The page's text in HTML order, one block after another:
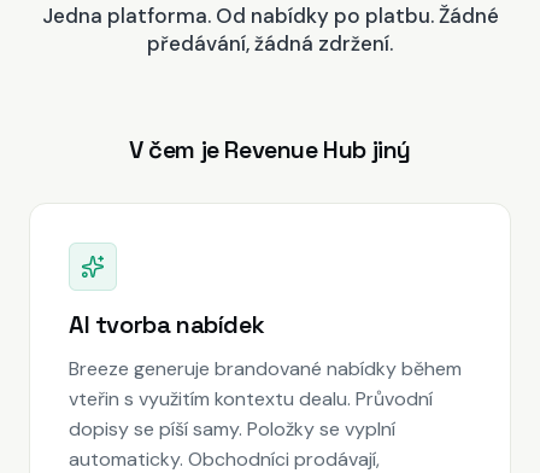
Jedna platforma. Od nabídky po platbu. Žádné
předávání, žádná zdržení.
V čem je Revenue Hub jiný
AI tvorba nabídek
Breeze generuje brandované nabídky během
vteřin s využitím kontextu dealu. Průvodní
dopisy se píší samy. Položky se vyplní
automaticky. Obchodníci prodávají,